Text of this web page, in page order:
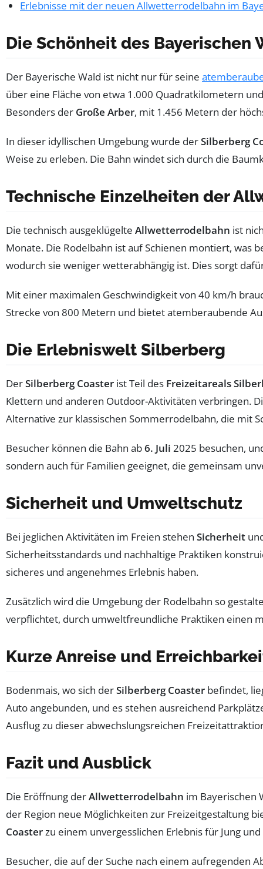
Erlebnisse mit der neuen Allwetterrodelbahn im
Die Schönheit des Bayerischen
Der Bayerische Wald ist nicht nur für seine
über eine Fläche von etwa 1.000 Quadratkilometern
Besonders der Große Arber, mit 1.456 Metern der
In dieser idyllischen Umgebung wurde derSilberberg
Weise zu erleben. Die Bahn windet sich durch die
Technische Einzelheiten der
Die technisch ausgeklügelte Allwetterrodelbahn ist
Monate. Die Rodelbahn ist auf Schienen montiert, was
wodurch sie weniger wetterabhängig ist. Dies sorgt
Mit einer maximalen Geschwindigkeit von 40 km/h
Strecke von 800 Metern und bietet atemberaubende
Die Erlebniswelt Silberberg
DerSilberberg Coaster ist Teil des Freizeitareals
Klettern und anderen Outdoor-Aktivitäten verbringen.
Alternative zur klassischen Sommerrodelbahn, die mit
Besucher können die Bahn ab6. Juli 2025 besuchen,
sondern auch für Familien geeignet, die gemeinsam
Sicherheit und Umweltschutz
Bei jeglichen Aktivitäten im Freien stehen Sicherheit
Sicherheitsstandards und nachhaltige Praktiken
sicheres und angenehmes Erlebnis haben.
Zusätzlich wird die Umgebung der Rodelbahn so
verpflichtet, durch umweltfreundliche Praktiken einen
Kurze Anreise und
Bodenmais, wo sich derSilberberg Coaster befindet,
Auto angebunden, und es stehen ausreichend
Ausflug zu dieser abwechslungsreichen
Fazit und Ausblick
Die Eröffnung derAllwetterrodelbahn im Bayerischen
der Region neue Möglichkeiten zur Freizeitgestaltung
Coasterzu einem unvergesslichen Erlebnis für Jung und
Besucher, die auf der Suche nach einem aufregenden